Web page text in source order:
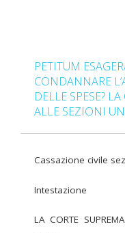
PETITUM
CONDANNARE
DELLE SPESE?
ALLE SEZIONI
Cassazione civile
Intestazione
LA CORTE